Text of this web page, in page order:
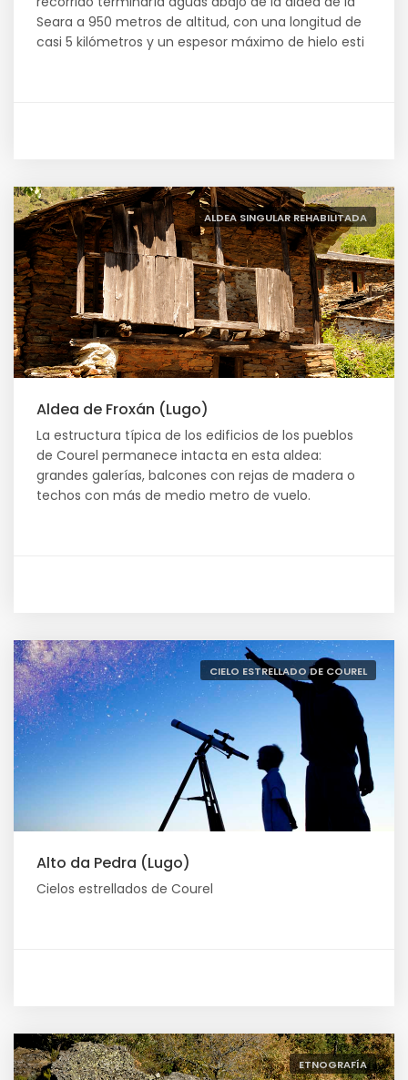
Seara a 950 metros de altitud, con una longitud de
casi 5 kilómetros y un espesor máximo de hielo esti
ALDEA SINGULAR REHABILITADA
Aldea de Froxán (Lugo)
La estructura típica de los edificios de los pueblos
de Courel permanece intacta en esta aldea:
grandes galerías, balcones con rejas de madera o
techos con más de medio metro de vuelo.
CIELO ESTRELLADO DE COUREL
Alto da Pedra (Lugo)
Cielos estrellados de Courel
ETNOGRAFÍA